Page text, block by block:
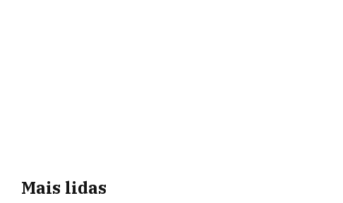
Mais lidas